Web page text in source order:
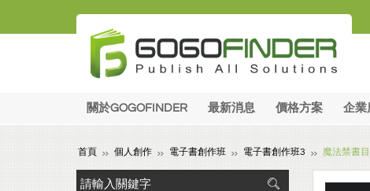
關於GOGOFINDER 最新消息 價格方案 企業
首頁 個人創作 電子書創作班 電子書創作班3 魔法禁書